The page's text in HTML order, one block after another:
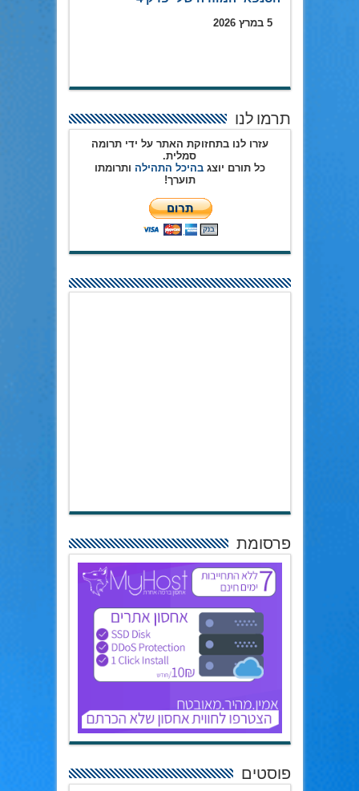
5 במרץ 2026
תרמו לנו
עזרו לנו בתחזוקת האתר על ידי תרומה
סמלית.
כל תורם יוצגבהיכל התהילה ותרומתו
תוערך!
פרסומת
פוסטים